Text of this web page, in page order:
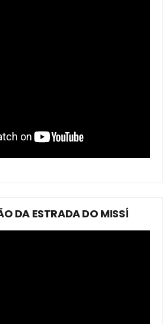
DA ESTRADA DO MISSÍ